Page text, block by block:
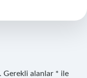
Gerekli alanlar * ile